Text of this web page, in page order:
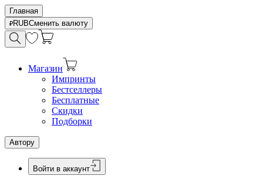
Главная
RUBСменить валюту
Магазин
Импринты
Бестселлеры
Бесплатные
Скидки
Подборки
Автору
Войти в аккаунт